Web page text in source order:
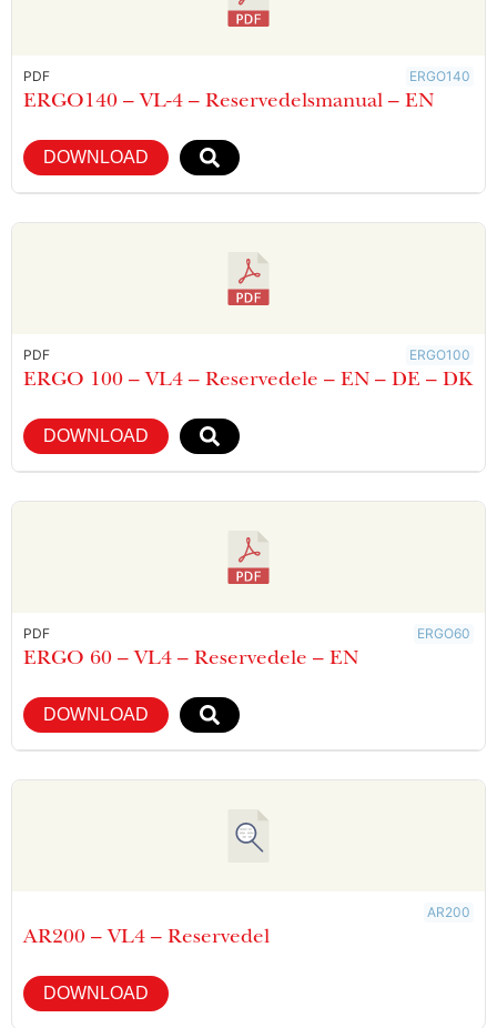
PDF ERGO140
ERGO140 – VL-4 – Reservedelsmanual – EN
DOWNLOAD
PDF ERGO100
ERGO 100 – VL4 – Reservedele – EN – DE – DK
DOWNLOAD
PDF ERGO60
ERGO 60 – VL4 – Reservedele – EN
DOWNLOAD
AR200
AR200 – VL4 – Reservedel
DOWNLOAD